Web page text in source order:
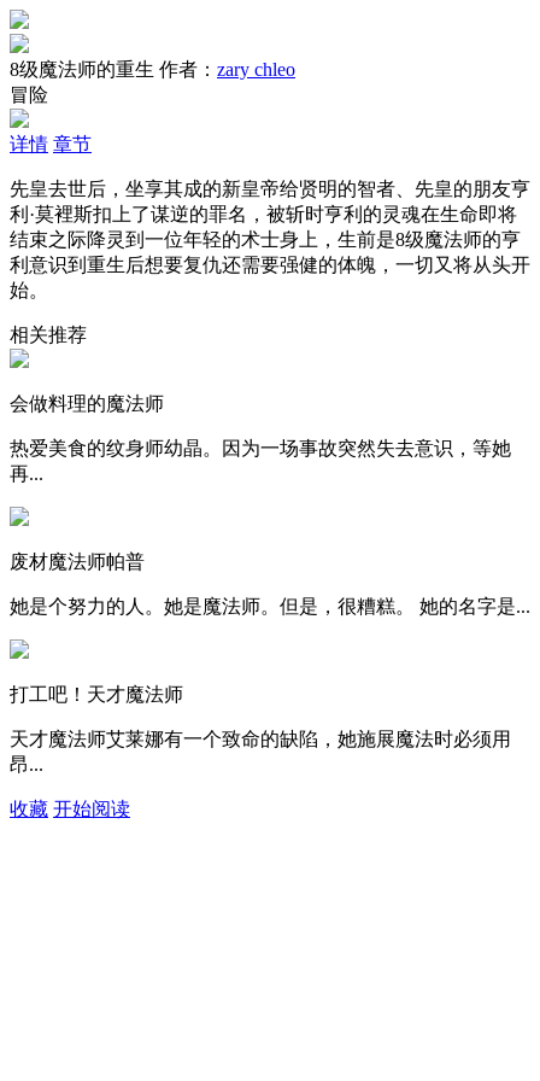
8级魔法师的重生 作者： zary chleo
冒险
详情 章节
先皇去世后，坐享其成的新皇帝给贤明的智者、先皇的朋友亨
利·莫裡斯扣上了谋逆的罪名，被斩时亨利的灵魂在生命即将
结束之际降灵到一位年轻的术士身上，生前是8级魔法师的亨
利意识到重生后想要复仇还需要强健的体魄，一切又将从头开
始。
相关推荐
会做料理的魔法师
热爱美食的纹身师幼晶。因为一场事故突然失去意识，等她
再...
废材魔法师帕普
她是个努力的人。她是魔法师。但是，很糟糕。 她的名字是...
打工吧！天才魔法师
天才魔法师艾莱娜有一个致命的缺陷，她施展魔法时必须用
昂...
收藏 开始阅读